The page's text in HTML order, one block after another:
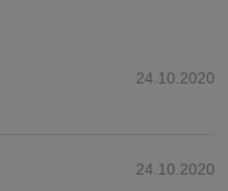
24.10.2020
24.10.2020